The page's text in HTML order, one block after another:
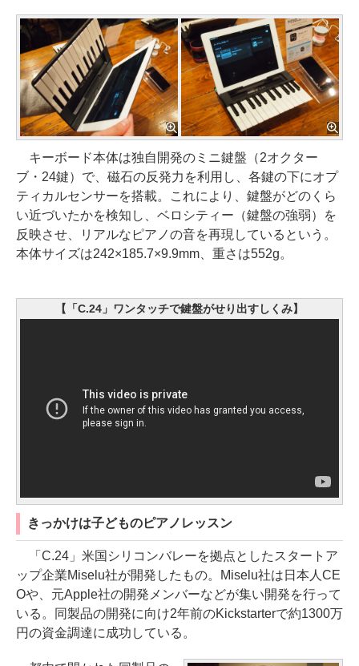
キーボード本体は独自開発のミニ鍵盤（2オクター
ブ・24鍵）で、磁石の反発力を利用し、各鍵の下にオプ
ティカルセンサーを搭載。これにより、鍵盤がどのくら
い近づいたかを検知し、ベロシティー（鍵盤の強弱）を
反映させ、リアルなピアノの音を再現しているという。
本体サイズは242×185.7×9.9mm、重さは552g。
【「C.24」ワンタッチで鍵盤がせり出すしくみ】
きっかけは子どものピアノレッスン
「C.24」米国シリコンバレーを拠点としたスタートア
ップ企業Miselu社が開発したもの。Miselu社は日本人CE
Oや、元Apple社の開発メンバーなどが集い開発を行って
いる。同製品の開発に向け2年前のKickstarterで約1300万
円の資金調達に成功している。